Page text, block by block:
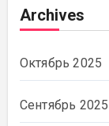
Archives
Октябрь 2025
Сентябрь 2025